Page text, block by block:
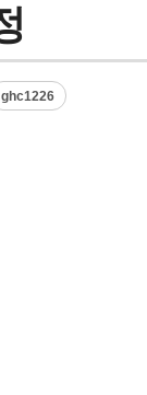
ghc1226